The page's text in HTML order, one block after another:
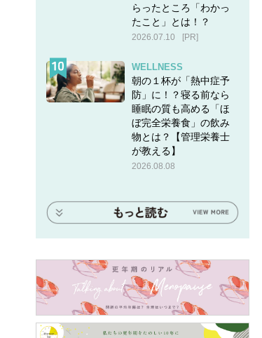
らったところ「わかっ
たこと」とは！？
2026.07.10 [PR]
WELLNESS
朝の１杯が「熱中症予
防」に！？寝る前なら
睡眠の質も高める「ほ
ぼ完全栄養食」の飲み
物とは？【管理栄養士
が教える】
2026.08.08